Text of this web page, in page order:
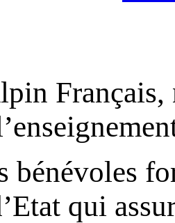
Français,
bénévoles
qui